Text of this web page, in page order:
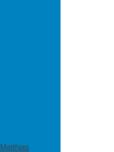
Matthias